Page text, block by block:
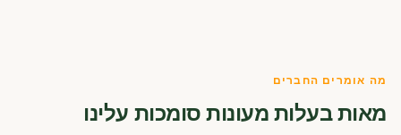
מה אומרים החברים
מאות בעלות מעונות סומכות עלינו